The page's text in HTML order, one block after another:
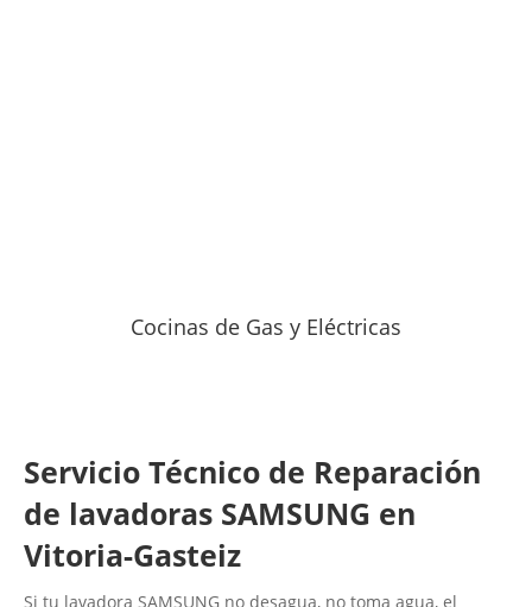
Cocinas de Gas y Eléctricas
Servicio Técnico de Reparación
de lavadoras SAMSUNG en
Vitoria-Gasteiz
Si tu lavadora SAMSUNG no desagua, no toma agua, el